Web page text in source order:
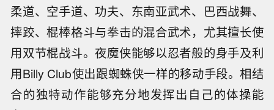
柔道、空手道、功夫、东南亚武术、巴西战舞、
摔跤、棍棒格斗与拳击的混合武术，尤其擅长使
用双节棍战斗。夜魔侠能够以忍者般的身手及利
用Billy Club使出跟蜘蛛侠一样的移动手段。相结
合的独特动作能够充分地发挥出自己的体操能